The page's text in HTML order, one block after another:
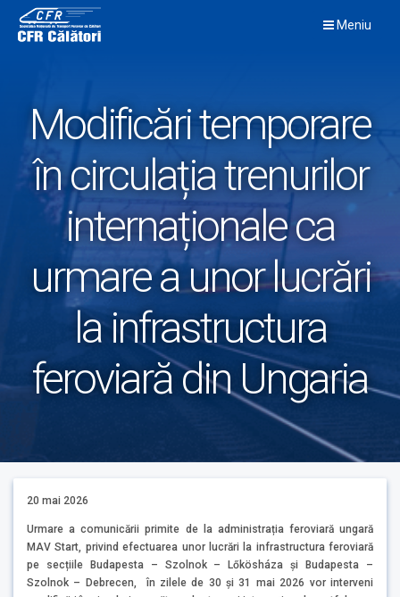
content
Meniu
Modificări temporare
în circulația trenurilor
internaționale ca
urmare a unor lucrări
la infrastructura
feroviară din Ungaria
20 mai 2026
Urmare a comunicării primite de la administrația feroviară ungară
MAV Start, privind efectuarea unor lucrări la infrastructura feroviară
pe secțiile Budapesta – Szolnok – Lőkösháza și Budapesta –
Szolnok – Debrecen, în zilele de 30 și 31 mai 2026 vor interveni